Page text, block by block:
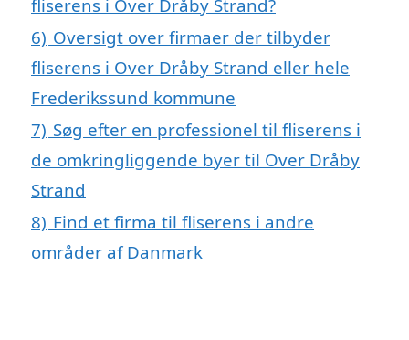
fliserens i Over Dråby Strand?
6) Oversigt over firmaer der tilbyder
fliserens i Over Dråby Strand eller hele
Frederikssund kommune
7) Søg efter en professionel til fliserens i
de omkringliggende byer til Over Dråby
Strand
8) Find et firma til fliserens i andre
områder af Danmark